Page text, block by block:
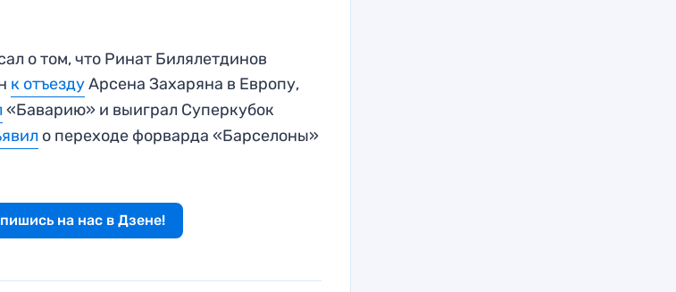
о том, что Ринат Билялетдинов
к отъездуАрсена Захаряна в Европу,
«Баварию» и выиграл Суперкубок
о переходе форварда «Барселоны»
на нас в Дзене!